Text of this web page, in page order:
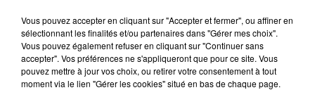
10h16
LE MAGASIN JOUÉCLUB DE REIMS FERME
SES PORTES
Vous pouvez accepter en cliquant sur "Accepter et fermer", ou affiner en
sélectionnant les finalités et/ou partenaires dans "Gérer mes choix".
Vous pouvez également refuser en cliquant sur "Continuer sans
accepter". Vos préférences ne s'appliqueront que pour ce site. Vous
pouvez mettre à jour vos choix, ou retirer votre consentement à tout
moment via le lien "Gérer les cookies" situé en bas de chaque page.